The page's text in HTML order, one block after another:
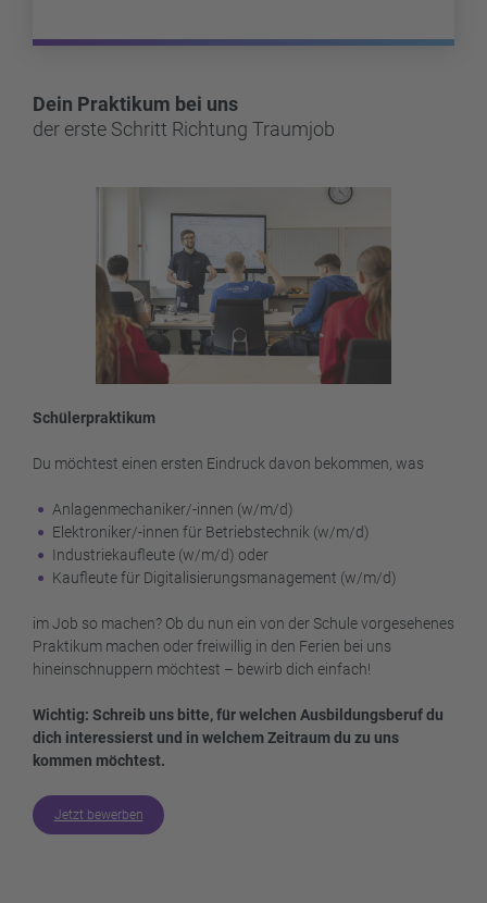
Dein Praktikum bei uns
der erste Schritt Richtung Traumjob
Schülerpraktikum
Du möchtest einen ersten Eindruck davon bekommen, was
Anlagenmechaniker/-innen (w/m/d)
Elektroniker/-innen für Betriebstechnik (w/m/d)
Industriekaufleute (w/m/d) oder
Kaufleute für Digitalisierungsmanagement (w/m/d)
im Job so machen? Ob du nun ein von der Schule vorgesehenes
Praktikum machen oder freiwillig in den Ferien bei uns
hineinschnuppern möchtest – bewirb dich einfach!
Wichtig: Schreib uns bitte, für welchen Ausbildungsberuf du
dich interessierst und in welchem Zeitraum du zu uns
kommen möchtest.
Jetzt bewerben